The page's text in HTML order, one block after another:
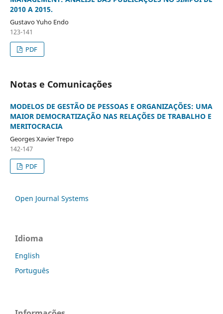
2010 A 2015.
Gustavo Yuho Endo
123-141
PDF
Notas e Comunicações
MODELOS DE GESTÃO DE PESSOAS E ORGANIZAÇÕES: UMA
MAIOR DEMOCRATIZAÇÃO NAS RELAÇÕES DE TRABALHO E
MERITOCRACIA
Georges Xavier Trepo
142-147
PDF
Open Journal Systems
Idioma
English
Português